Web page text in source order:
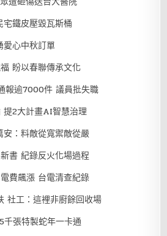
鐵皮壓毀瓦斯桶
愛心中秋訂單
盼以春聯傳承文化
報逾7000件 議員批失職
提2大計畫AI智慧治理
：料敵從寬禦敵從嚴
書 紀錄反火化場過程
費飆漲 台電清查紀錄
社工：這裡非廚餘回收場
千張特製蛇年一卡通